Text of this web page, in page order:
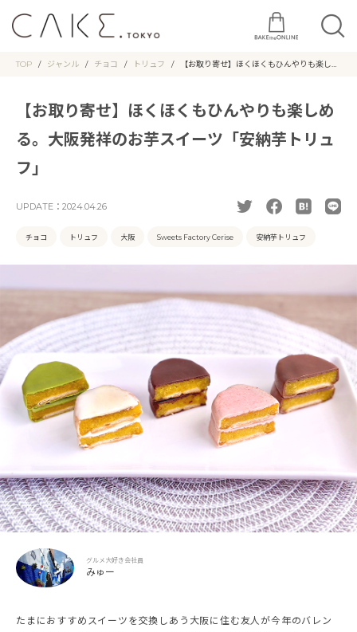
TOP ジャンル チョコ トリュフ
【お取り寄せ】ほくほくもひんやりも楽しめ
【お取り寄せ】ほくほくもひんやりも楽しめ
る。大阪発祥のお芋スイーツ「安納芋トリュ
フ」
UPDATE： 2024.04.26
チョコ トリュフ 大阪 Sweets Factory Cerise 安納芋トリュフ
グルメ大好き会社員
みゅー
たまにおすすめスイーツを交換しあう大阪に住む友人が今年のバレン